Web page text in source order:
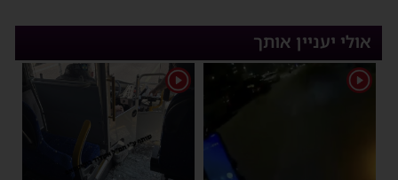
אולי יעניין אותך
1
1